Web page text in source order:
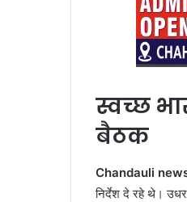
स्वच्छ
बैठक
Chandauli
निर्देश दे रहे थे।